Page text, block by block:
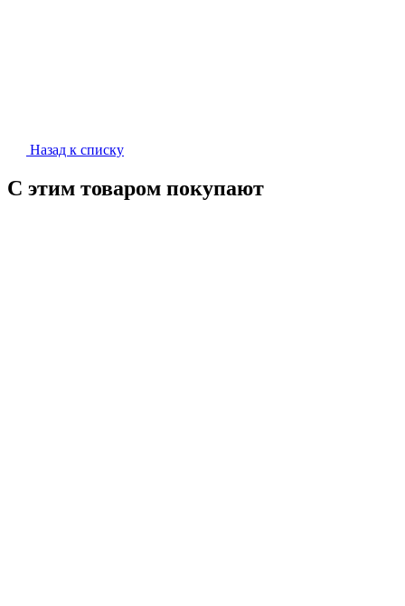
Назад к списку
С этим товаром покупают